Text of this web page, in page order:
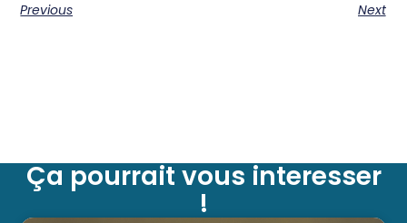
Previous Next
Ça pourrait vous interesser
!